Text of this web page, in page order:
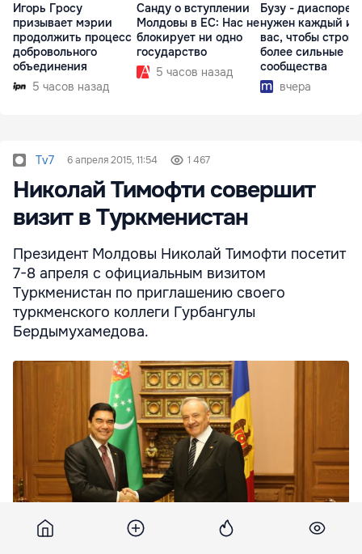
Игорь Гросу
призывает мэрии
продолжить процесс
добровольного
объединения
5 часов назад
Санду о вступлении
Молдовы в ЕС: Нас не
блокирует ни одно
государство
5 часов назад
Бузу - диаспоре:
нужен каждый из
вас, чтобы
более сильные
сообщества
вчера
Tv7 6 апреля 2015, 11:54 1 467
Николай Тимофти совершит
визит в Туркменистан
Президент Молдовы Николай Тимофти посетит
7-8 апреля с официальным визитом
Туркменистан по приглашению своего
туркменского коллеги Гурбангулы
Бердымухамедова.